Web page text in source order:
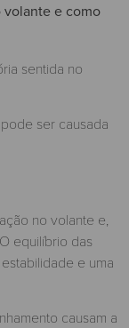
volante e como
sentida no
ser causada
no volante e,
equilíbrio das
e uma
causam a